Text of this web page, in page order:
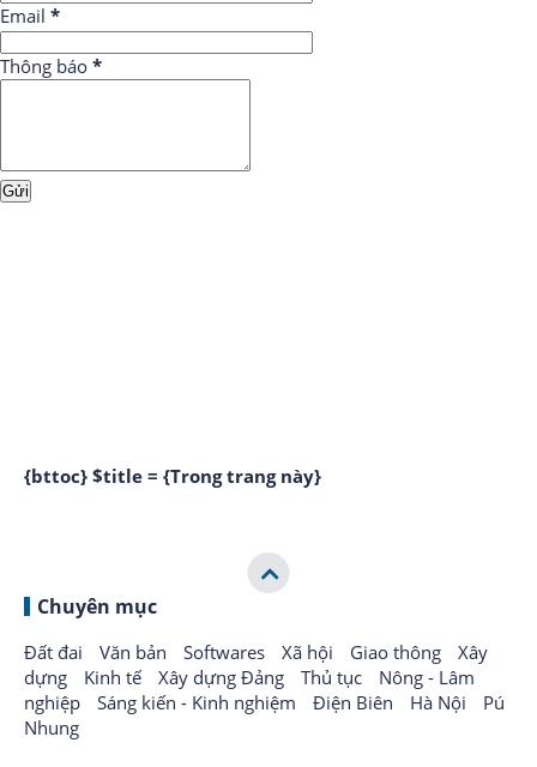
Email *
Thông báo *
{bttoc} $title = {Trong trang này}
Chuyên mục
Đất đai Văn bản Softwares Xã hội Giao thông
Xây
dựng
Kinh tế Xây dựng Đảng Thủ tục
Nông - Lâm
nghiệp
Sáng kiến - Kinh nghiệm Điện Biên Hà Nội
Pú
Nhung